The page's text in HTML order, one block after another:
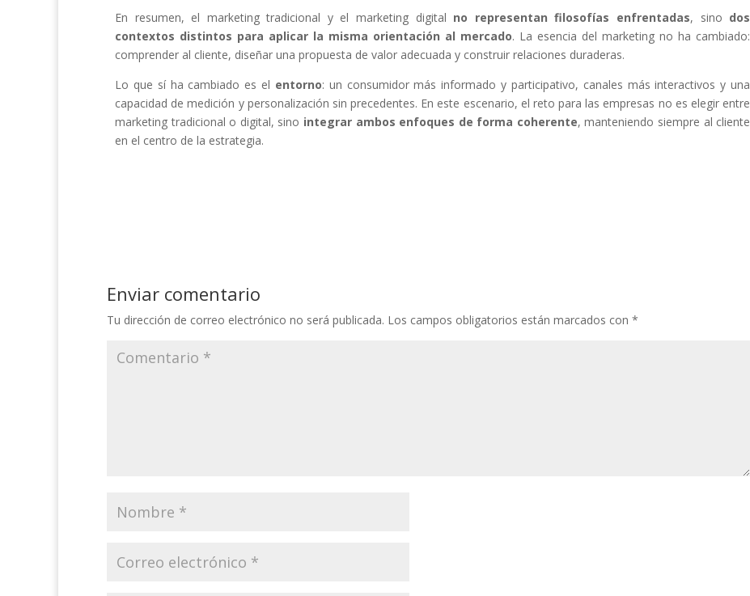
En resumen, el marketing tradicional y el marketing digital no representan filosofías enfrentadas, sino dos
contextos distintos para aplicar la misma orientación al mercado. La esencia del marketing no ha cambiado:
comprender al cliente, diseñar una propuesta de valor adecuada y construir relaciones duraderas.
Lo que sí ha cambiado es el entorno: un consumidor más informado y participativo, canales más interactivos y una
capacidad de medición y personalización sin precedentes. En este escenario, el reto para las empresas no es elegir entre
marketing tradicional o digital, sino integrar ambos enfoques de forma coherente, manteniendo siempre al cliente
en el centro de la estrategia.
Enviar comentario
Tu dirección de correo electrónico no será publicada. Los campos obligatorios están marcados con *